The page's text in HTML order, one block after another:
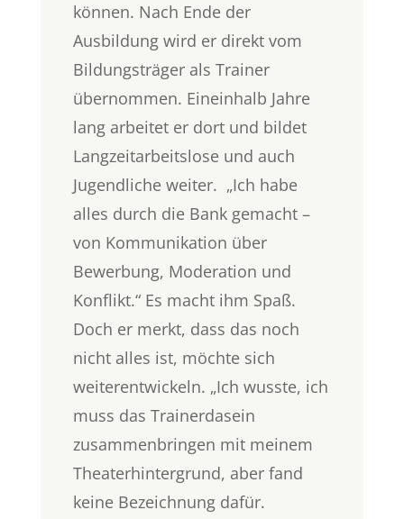
können. Nach Ende der
Ausbildung wird er direkt vom
Bildungsträger als Trainer
übernommen. Eineinhalb Jahre
lang arbeitet er dort und bildet
Langzeitarbeitslose und auch
Jugendliche weiter. „Ich habe
alles durch die Bank gemacht –
von Kommunikation über
Bewerbung, Moderation und
Konflikt.“ Es macht ihm Spaß.
Doch er merkt, dass das noch
nicht alles ist, möchte sich
weiterentwickeln. „Ich wusste, ich
muss das Trainerdasein
zusammenbringen mit meinem
Theaterhintergrund, aber fand
keine Bezeichnung dafür.